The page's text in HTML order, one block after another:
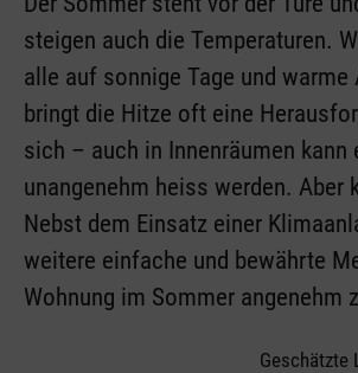
steigen auch die Temperaturen.
alle auf sonnige Tage und warme
bringt die Hitze oft eine
sich – auch in Innenräumen kann
unangenehm heiss werden. Aber
Nebst dem Einsatz einer
weitere einfache und bewährte
Wohnung im Sommer angenehm
Geschätzte